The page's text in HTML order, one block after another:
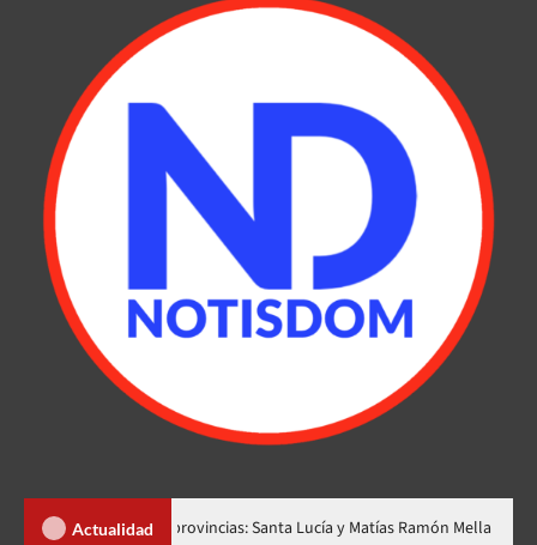
Actualidad
dos nuevas provincias: Santa Lucía y Matías Ramón Mella